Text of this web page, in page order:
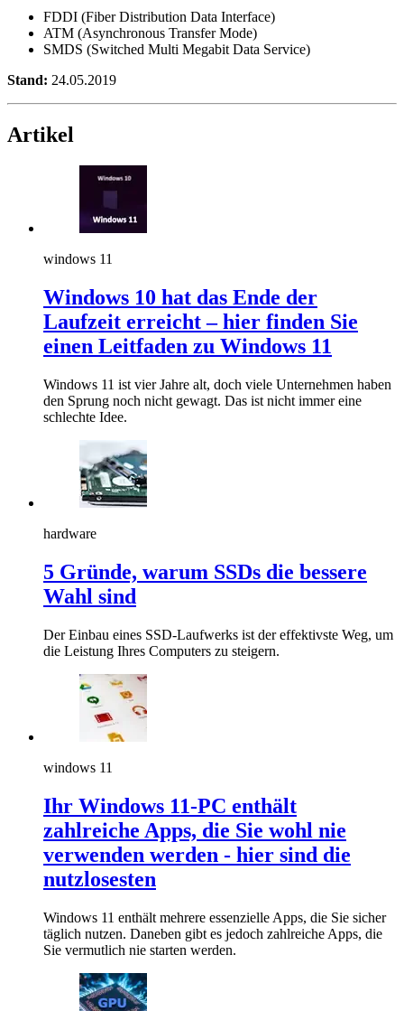
FDDI (Fiber Distribution Data Interface)
ATM (Asynchronous Transfer Mode)
SMDS (Switched Multi Megabit Data Service)
Stand: 24.05.2019
Artikel
windows 11
Windows 10 hat das Ende der
Laufzeit erreicht – hier finden Sie
einen Leitfaden zu Windows 11
Windows 11 ist vier Jahre alt, doch viele Unternehmen haben
den Sprung noch nicht gewagt. Das ist nicht immer eine
schlechte Idee.
hardware
5 Gründe, warum SSDs die bessere
Wahl sind
Der Einbau eines SSD-Laufwerks ist der effektivste Weg, um
die Leistung Ihres Computers zu steigern.
windows 11
Ihr Windows 11-PC enthält
zahlreiche Apps, die Sie wohl nie
verwenden werden - hier sind die
nutzlosesten
Windows 11 enthält mehrere essenzielle Apps, die Sie sicher
täglich nutzen. Daneben gibt es jedoch zahlreiche Apps, die
Sie vermutlich nie starten werden.